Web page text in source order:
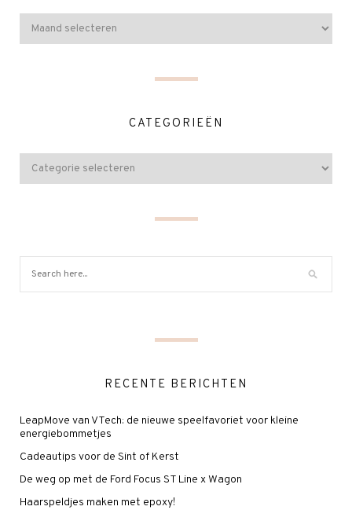
CATEGORIEËN
RECENTE BERICHTEN
LeapMove van VTech: de nieuwe speelfavoriet voor kleine
energiebommetjes
Cadeautips voor de Sint of Kerst
De weg op met de Ford Focus ST Line x Wagon
Haarspeldjes maken met epoxy!